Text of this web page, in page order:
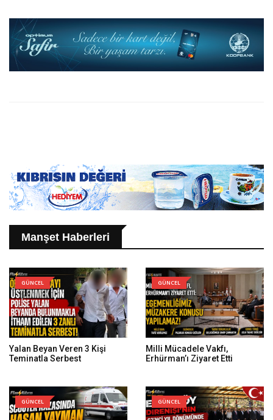
Manşet Haberleri
GÜNCEL
Yalan Beyan Veren 3 Kişi
Teminatla Serbest
GÜNCEL
Milli Mücadele Vakfı,
Erhürman’ı Ziyaret Etti
GÜNCEL GÜNCEL